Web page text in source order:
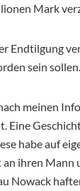
Mark
Endtilgung
sein sollen.
meinen
habe auf
ihren Mann
Nowack